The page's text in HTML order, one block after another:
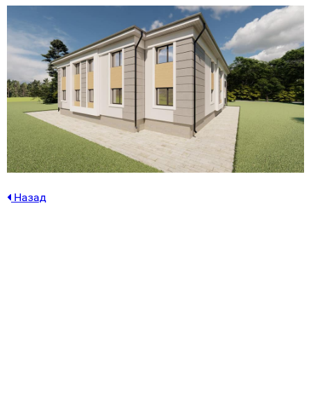
Назад